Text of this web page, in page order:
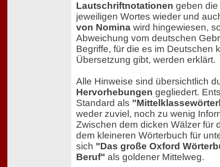
Lautschriftnotationen geben
jeweiligen Wortes wieder und
von Nomina wird hingewiesen,
Abweichung vom deutschen
Begriffe, für die es im Deutschen
Übersetzung gibt, werden erklärt.
Alle Hinweise sind übersichtlich
Hervorhebungen gegliedert.
Standard als
weder zuviel, noch zu wenig
Zwischen dem dicken Wälzer für
dem kleineren Wörterbuch für
sich "Das große Oxford
Beruf" als goldener Mittelweg.